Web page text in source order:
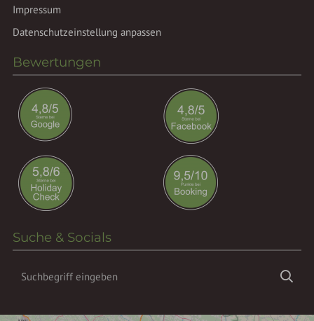
Impressum
Datenschutzeinstellung anpassen
Bewertungen
Suche & Socials
Suchbegriff